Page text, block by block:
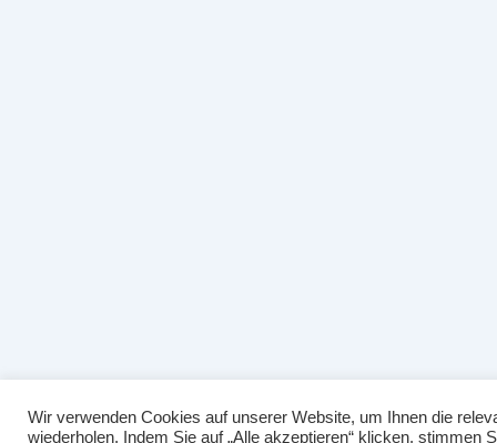
Wir verwenden Cookies auf unserer Website, um Ihnen die
wiederholen. Indem Sie auf „Alle akzeptieren“ klicken,